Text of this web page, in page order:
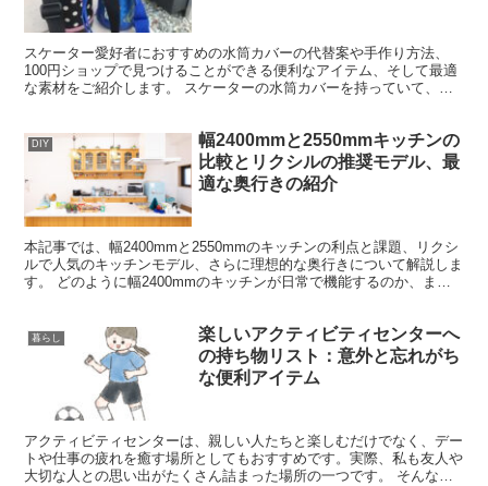
スケーター愛好者におすすめの水筒カバーの代替案や手作り方法、
100円ショップで見つけることができる便利なアイテム、そして最適
な素材をご紹介します。 スケーターの水筒カバーを持っていて、次
DIY
幅2400mmと2550mmキッチンの
比較とリクシルの推奨モデル、最
適な奥行きの紹介
本記事では、幅2400mmと2550mmのキッチンの利点と課題、リクシ
ルで人気のキッチンモデル、さらに理想的な奥行きについて解説しま
す。 どのように幅2400mmのキッチンが日常で機能するのか、また
暮らし
楽しいアクティビティセンターへ
の持ち物リスト：意外と忘れがち
な便利アイテム
アクティビティセンターは、親しい人たちと楽しむだけでなく、デー
トや仕事の疲れを癒す場所としてもおすすめです。実際、私も友人や
大切な人との思い出がたくさん詰まった場所の一つです。 そんな中